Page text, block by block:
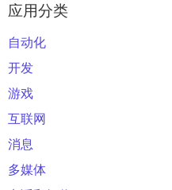
应用分类
自动化
开发
游戏
互联网
消息
多媒体